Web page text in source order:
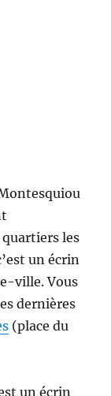
les
un écrin
ville. Vous
dernières
(place du
un écrin